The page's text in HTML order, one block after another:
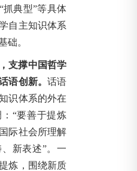
抓典型”等具体
自主知识体系
础。
支撑中国哲学
语创新。 话语
识体系的外在
“要善于提炼
际社会所理解
新表述”。一
炼，围绕新质